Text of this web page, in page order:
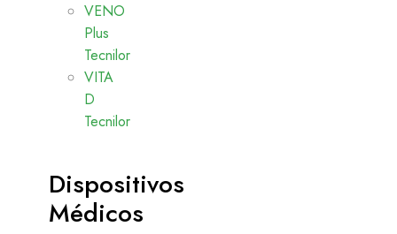
VENO
Plus
Tecnilor
VITA
D
Tecnilor
Dispositivos
Médicos